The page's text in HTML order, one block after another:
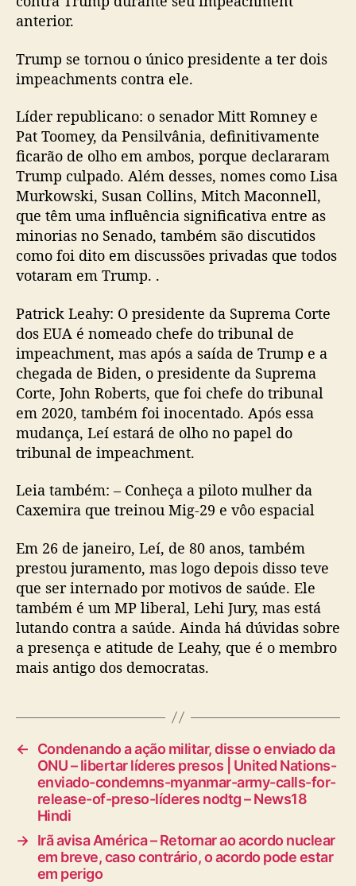
anterior.
Trump se tornou o único presidente a ter dois
impeachments contra ele.
Líder republicano: o senador Mitt Romney e
Pat Toomey, da Pensilvânia, definitivamente
ficarão de olho em ambos, porque declararam
Trump culpado. Além desses, nomes como Lisa
Murkowski, Susan Collins, Mitch Maconnell,
que têm uma influência significativa entre as
minorias no Senado, também são discutidos
como foi dito em discussões privadas que todos
votaram em Trump. .
Patrick Leahy: O presidente da Suprema Corte
dos EUA é nomeado chefe do tribunal de
impeachment, mas após a saída de Trump e a
chegada de Biden, o presidente da Suprema
Corte, John Roberts, que foi chefe do tribunal
em 2020, também foi inocentado. Após essa
mudança, Leí estará de olho no papel do
tribunal de impeachment.
Leia também: – Conheça a piloto mulher da
Caxemira que treinou Mig-29 e vôo espacial
Em 26 de janeiro, Leí, de 80 anos, também
prestou juramento, mas logo depois disso teve
que ser internado por motivos de saúde. Ele
também é um MP liberal, Lehi Jury, mas está
lutando contra a saúde. Ainda há dúvidas sobre
a presença e atitude de Leahy, que é o membro
mais antigo dos democratas.
←
Condenando a ação militar, disse o enviado da
ONU – libertar líderes presos | United Nations-
enviado-condemns-myanmar-army-calls-for-
release-of-preso-líderes nodtg – News18
Hindi
→ Irã avisa América – Retornar ao acordo nuclear
em breve, caso contrário, o acordo pode estar
em perigo